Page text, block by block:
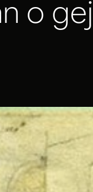
o